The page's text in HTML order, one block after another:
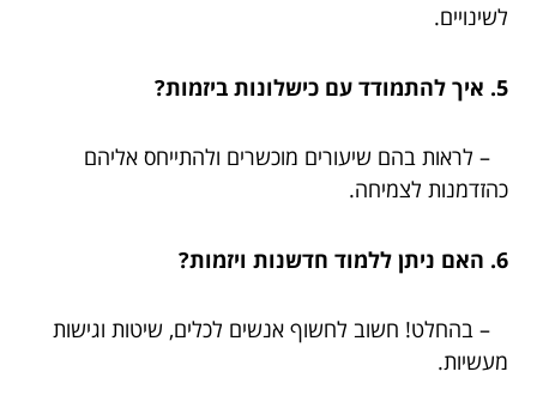
לשינויים.
5. איך להתמודד עם כישלונות ביזמות?
– לראות בהם שיעורים מוכשרים ולהתייחס אליהם
כהזדמנות לצמיחה.
6. האם ניתן ללמוד חדשנות ויזמות?
– בהחלט! חשוב לחשוף אנשים לכלים, שיטות וגישות
מעשיות.